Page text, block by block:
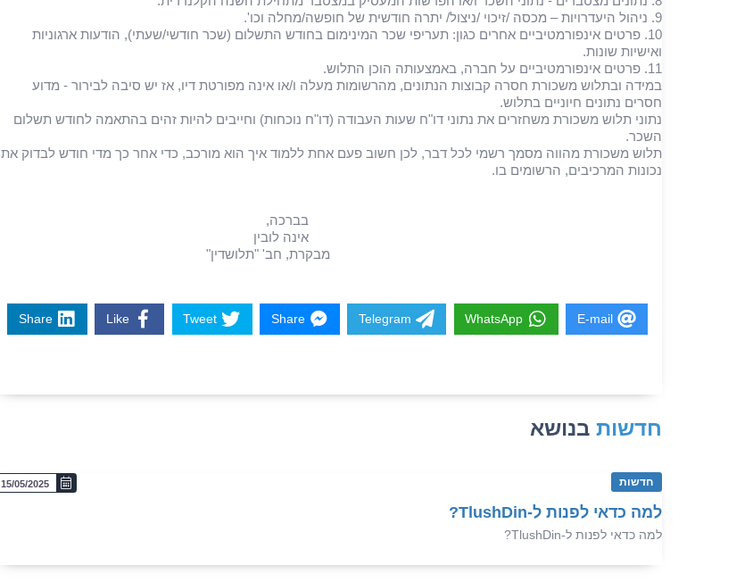
9. ניהול היעדרויות – מכסה /זיכוי /ניצול/ יתרה חודשית של חופשה/מחלה וכו'.
10. פרטים אינפורמטיביים אחרים כגון: תעריפי שכר המינימום בחודש התשלום (שכר חודשי/שעתי), הודעות ארגוניות
ואישיות שונות.
11. פרטים אינפורמטיביים על חברה, באמצעותה הוכן התלוש.
במידה ובתלוש משכורת חסרה קבוצות הנתונים, מהרשומות מעלה ו/או אינה מפורטת דיו, אז יש סיבה לבירור - מדוע
חסרים נתונים חיוניים בתלוש.
נתוני תלוש משכורת משחזרים את נתוני דו"ח שעות העבודה (דו"ח נוכחות) וחייבים להיות זהים בהתאמה לחודש תשלום
השכר.
תלוש משכורת מהווה מסמך רשמי לכל דבר, לכן חשוב פעם אחת ללמוד איך הוא מורכב, כדי אחר כך מדי חודש לבדוק את
נכונות המרכיבים, הרשומים בו.
בברכה,
אינה לובין
מבקרת, חב' "תלושדין"
E-mail
WhatsApp
Telegram
Share
Tweet
Like
Share
חדשות בנושא
15/05/2025 חדשות
למה כדאי לפנות ל-TlushDin?
למה כדאי לפנות ל-TlushDin?